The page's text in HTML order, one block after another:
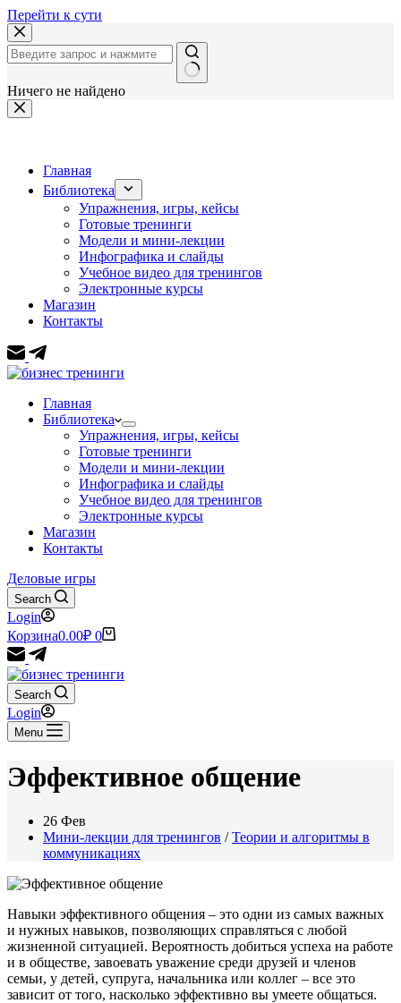
Перейти к сути
Ничего не найдено
Главная
Библиотека
Упражнения, игры, кейсы
Готовые тренинги
Модели и мини-лекции
Инфографика и слайды
Учебное видео для тренингов
Электронные курсы
Магазин
Контакты
Главная
Библиотека
Упражнения, игры, кейсы
Готовые тренинги
Модели и мини-лекции
Инфографика и слайды
Учебное видео для тренингов
Электронные курсы
Магазин
Контакты
Деловые игры
Search
Login
Корзина0.00₽ 0
Search
Login
Menu
Эффективное общение
26 Фев
Мини-лекции для тренингов /Теории и алгоритмы в
коммуникациях
Навыки эффективного общения – это одни из самых важных
и нужных навыков, позволяющих справляться с любой
жизненной ситуацией. Вероятность добиться успеха на работе
и в обществе, завоевать уважение среди друзей и членов
семьи, у детей, супруга, начальника или коллег – все это
зависит от того, насколько эффективно вы умеете общаться.